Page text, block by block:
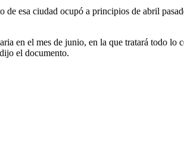
esa ciudad ocupó a principios de abril
en el mes de junio, en la que tratará todo
el documento.